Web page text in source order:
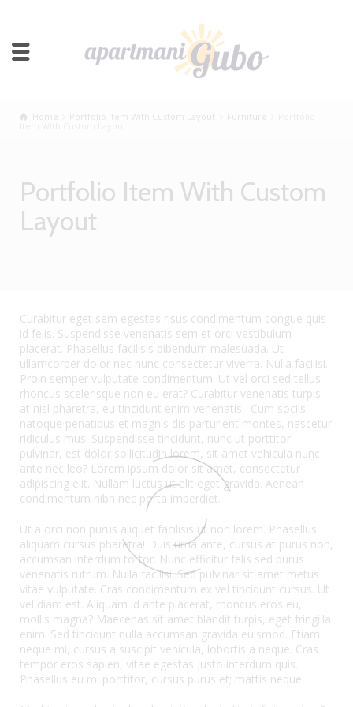
Home Portfolio Item With Custom Layout Furniture
Portfolio Item With Custom
Layout
Curabitur eget sem egestas risus condimentum congue quis
id felis. Suspendisse venenatis sem et orci vestibulum
placerat. Phasellus facilisis bibendum malesuada. Ut
ullamcorper dolor nec nunc consectetur viverra. Nulla facilisi.
Proin semper vulputate condimentum. Ut vel orci sed tellus
rhoncus scelerisque non eu erat? Curabitur venenatis turpis
at nisl pharetra, eu tincidunt enim venenatis. Cum sociis
natoque penatibus et magnis dis parturient montes, nascetur
ridiculus mus. Suspendisse tincidunt, nunc ut porttitor
pulvinar, est dolor sollicitudin lorem, sit amet vehicula nunc
ante nec leo? Lorem ipsum dolor sit amet, consectetur
adipiscing elit. Nullam luctus ut elit eget gravida. Aenean
condimentum nibh nec porta imperdiet.
Ut a orci non purus aliquet facilisis ut non lorem. Phasellus
aliquam cursus pharetra! Duis urna ante, cursus at purus non,
accumsan interdum tortor. Nunc efficitur felis sed purus
venenatis rutrum. Nulla facilisi. Sed pulvinar sit amet metus
vitae vulputate. Cras condimentum ex vel tincidunt cursus. Ut
vel diam est. Aliquam id ante placerat, rhoncus eros eu,
mollis magna? Maecenas sit amet blandit turpis, eget fringilla
enim. Sed tincidunt nulla accumsan gravida euismod. Etiam
neque mi, cursus a suscipit vehicula, lobortis a neque. Cras
tempor eros sapien, vitae egestas justo interdum quis.
Phasellus eu mi porttitor, cursus purus et; mattis neque.